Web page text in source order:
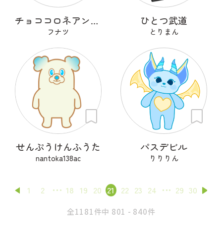
チョココロネアンデルタール人
フナツ
ひとつ武道
とりまん
せんぷうけんふうた
nantoka138ac
パスデビル
りりりん
1 2 18 19 20 21 22 23 24 29 30
全1181件中 801 - 840件